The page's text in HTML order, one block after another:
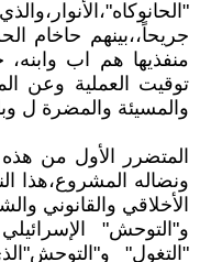
جريحاً،،بينهم حاخام
منفذيها هم اب
توقيت العملية وعن
والمسيئة والمضرة ل
المتضرر الأول من
ونضاله المشروع،هذا
الأخلاقي والقانوني
و"التوحش"
"التغول"